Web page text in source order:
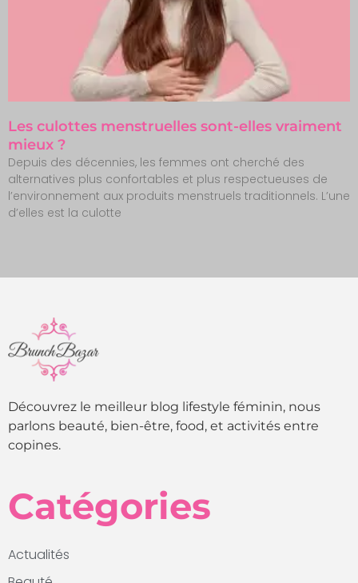
Les culottes menstruelles sont-elles vraiment
mieux ?
Depuis des décennies, les femmes ont cherché des
alternatives plus confortables et plus respectueuses de
l’environnement aux produits menstruels traditionnels. L’une
d’elles est la culotte
Découvrez le meilleur blog lifestyle féminin, nous
parlons beauté, bien-être, food, et activités entre
copines.
Catégories
Actualités